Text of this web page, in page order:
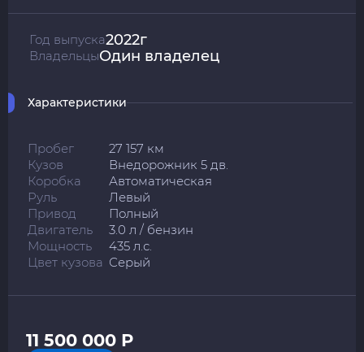
Год выпуска2022г
ВладельцыОдин владелец
Характеристики
Пробег
27 157 км
Кузов
Внедорожник 5 дв.
Коробка
Автоматическая
Руль
Левый
Привод
Полный
Двигатель
3.0 л / бензин
Мощность
435 л.с.
Цвет кузова Серый
11 500 000 Р